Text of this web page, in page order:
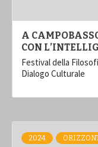
A
CON
Festival della
Dialogo Culturale
2024